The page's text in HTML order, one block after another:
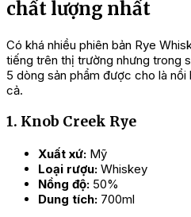
chất lượng nhất
Có khá nhiều phiên bản Rye
tiếng trên thị trường nhưng trong
5 dòng sản phẩm được cho là nổi
cả.
1. Knob Creek Rye
Xuất xứ: Mỹ
Loại rượu: Whiskey
Nồng độ: 50%
Dung tích: 700ml